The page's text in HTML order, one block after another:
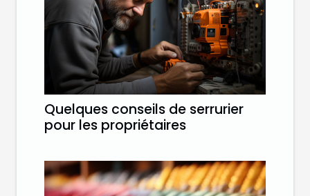
Quelques conseils de serrurier
pour les propriétaires